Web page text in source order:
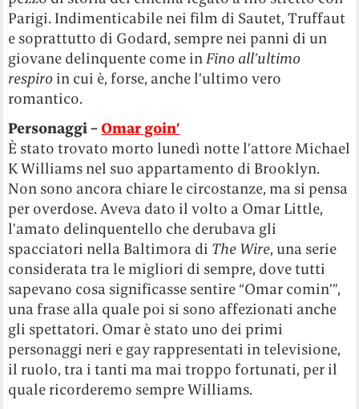
Parigi. Indimenticabile nei film di Sautet, Truffaut
e soprattutto di Godard, sempre nei panni di un
giovane delinquente come inFino all’ultimo
respiro in cui è, forse, anche l’ultimo vero
romantico.
Personaggi –Omar goin’
È stato trovato morto lunedì notte l’attore Michael
K Williams nel suo appartamento di Brooklyn.
Non sono ancora chiare le circostanze, ma si pensa
per overdose. Aveva dato il volto a Omar Little,
l’amato delinquentello che derubava gli
spacciatori nella Baltimora di The Wire, una serie
considerata tra le migliori di sempre, dove tutti
sapevano cosa significasse sentire “Omar comin’”,
una frase alla quale poi si sono affezionati anche
gli spettatori. Omar è stato uno dei primi
personaggi neri e gay rappresentati in televisione,
il ruolo, tra i tanti ma mai troppo fortunati, per il
quale ricorderemo sempre Williams.